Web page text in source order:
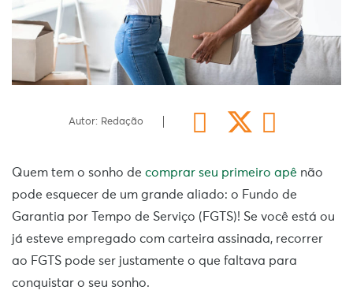
Autor: Redação
Quem tem o sonho de comprar seu primeiro apê não
pode esquecer de um grande aliado: o Fundo de
Garantia por Tempo de Serviço (FGTS)! Se você está ou
já esteve empregado com carteira assinada, recorrer
ao FGTS pode ser justamente o que faltava para
conquistar o seu sonho.